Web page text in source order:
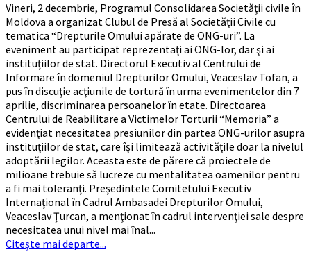
Vineri, 2 decembrie, Programul Consolidarea Societăţii civile în
Moldova a organizat Clubul de Presă al Societăţii Civile cu
tematica “Drepturile Omului apărate de ONG-uri”. La
eveniment au participat reprezentaţi ai ONG-lor, dar şi ai
instituţiilor de stat. Directorul Executiv al Centrului de
Informare în domeniul Drepturilor Omului, Veaceslav Tofan, a
pus în discuţie acţiunile de tortură în urma evenimentelor din 7
aprilie, discriminarea persoanelor în etate. Directoarea
Centrului de Reabilitare a Victimelor Torturii “Memoria” a
evidenţiat necesitatea presiunilor din partea ONG-urilor asupra
instituţiilor de stat, care îşi limitează activităţile doar la nivelul
adoptării legilor. Aceasta este de părere că proiectele de
milioane trebuie să lucreze cu mentalitatea oamenilor pentru
a fi mai toleranţi. Preşedintele Comitetului Executiv
Internaţional în Cadrul Ambasadei Drepturilor Omului,
Veaceslav Ţurcan, a menţionat în cadrul intervenţiei sale despre
necesitatea unui nivel mai înal...
Citește mai departe...